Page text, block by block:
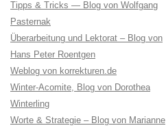
Tipps & Tricks — Blog von Wolfgang
Pasternak
Überarbeitung und Lektorat – Blog von
Hans Peter Roentgen
Weblog von korrekturen.de
Winter-Acomite, Blog von Dorothea
Winterling
Worte & Strategie – Blog von Marianne